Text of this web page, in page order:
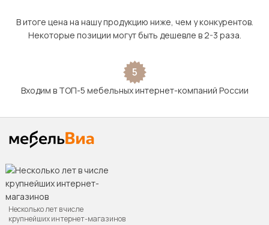
В итоге цена на нашу продукцию ниже, чем у конкурентов.
Некоторые позиции могут быть дешевле в 2-3 раза.
5
Входим в ТОП-5 мебельных интернет-компаний России
Несколько лет в числе
крупнейших интернет-магазинов